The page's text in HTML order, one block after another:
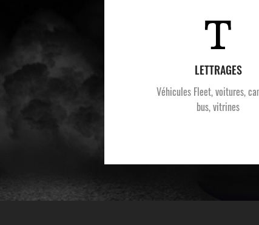
LETTRAGES
Véhicules Fleet, voitures,
bus, vitrines